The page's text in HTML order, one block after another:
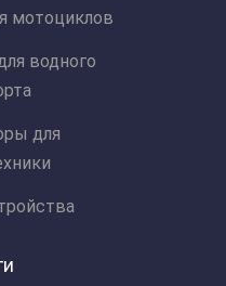
мотоциклов
водного
для